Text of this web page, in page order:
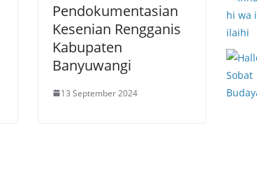
Pendokumentasian
Kesenian Rengganis
Kabupaten
Banyuwangi
13 September 2024